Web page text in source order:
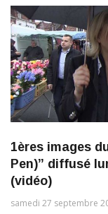
1ères images
Pen)” diffusé
(vidéo)
samedi 27 septembre